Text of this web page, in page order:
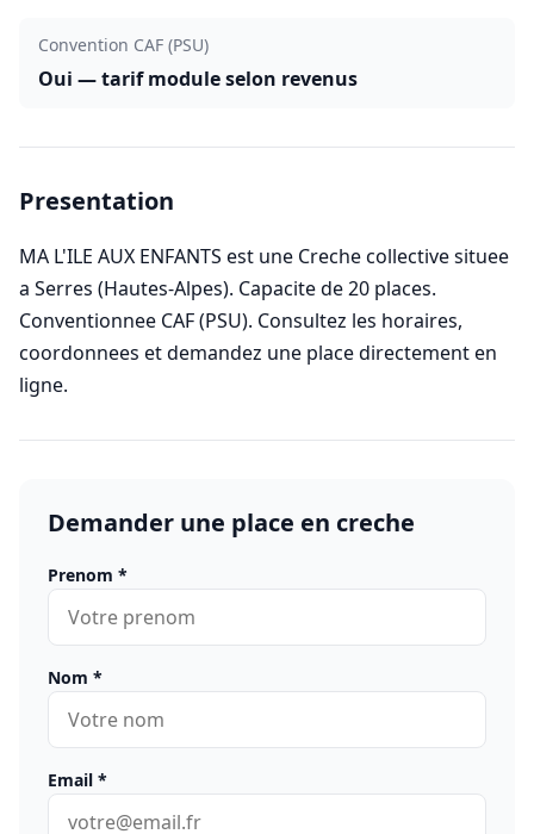
Convention CAF (PSU)
Oui — tarif module selon revenus
Presentation
MA L'ILE AUX ENFANTS est une Creche collective situee
a Serres (Hautes-Alpes). Capacite de 20 places.
Conventionnee CAF (PSU). Consultez les horaires,
coordonnees et demandez une place directement en
ligne.
Demander une place en creche
Prenom *
Nom *
Email *